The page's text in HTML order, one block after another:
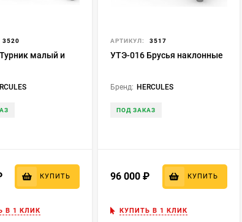
3520
малый и
₽ КУПИТЬ
В 1 КЛИК
АРТИКУЛ: 3517
УТЭ-016 Брусья наклонные
Бренд: HERCULES
ПОД ЗАКАЗ
96 000 КУПИТЬ
КУПИТЬ В 1 КЛИК